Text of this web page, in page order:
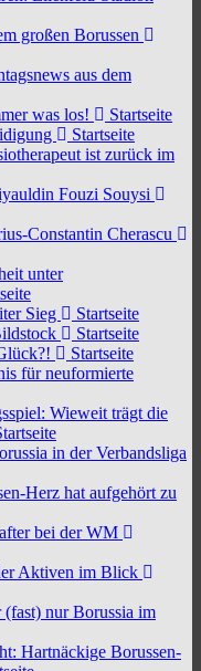
großen Borussen
aus dem
was los!
Startseite
Startseite
ist zurück im
Fouzi Souysi
Constantin Cherascu
unter
Sieg
Startseite
Startseite
Startseite
für neuformierte
Wieweit trägt die
in der Verbandsliga
Herz hat aufgehört zu
bei der WM
Aktiven im Blick
nur Borussia im
Hartnäckige Borussen-